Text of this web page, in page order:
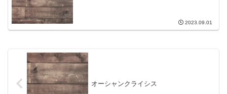
2023.09.01
オーシャンクライシス